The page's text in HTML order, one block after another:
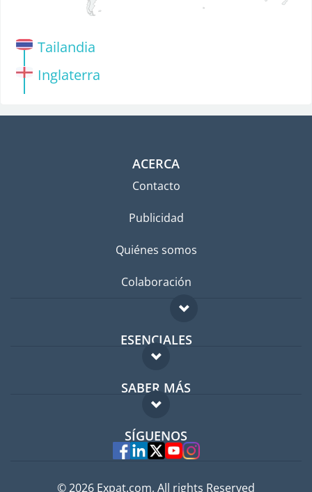
Tailandia
Inglaterra
ACERCA
Contacto
Publicidad
Quiénes somos
Colaboración
ESENCIALES
Foro para expatriados
Guía para expatriados
Trabajos en el extranjero
SABER MÁS
FAQ
Expertos
SÍGUENOS
© 2026 Expat.com, All rights Reserved